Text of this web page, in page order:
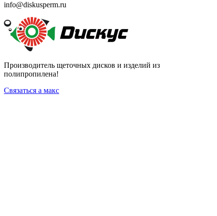
info@diskusperm.ru
Производитель щеточных дисков и изделий из
полипропилена!
Связаться а макс